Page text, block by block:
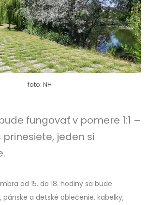
foto: NH
fungovať v pomere 1:1 –
prinesiete, jeden si
od 15. do 18. hodiny sa bude
pánske a detské oblečenie, kabelky,